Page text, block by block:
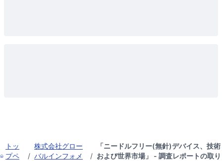
トッ
プペ
/
株式会社グロー
バルインフォメ
/
「ニードルフリー(無針)デバイス、技術
および世界市場」 - 調査レポートの取り